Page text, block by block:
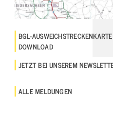
BGL-
DOWNLOAD
JETZT BEI UNSEREM
ALLE MELDUNGEN